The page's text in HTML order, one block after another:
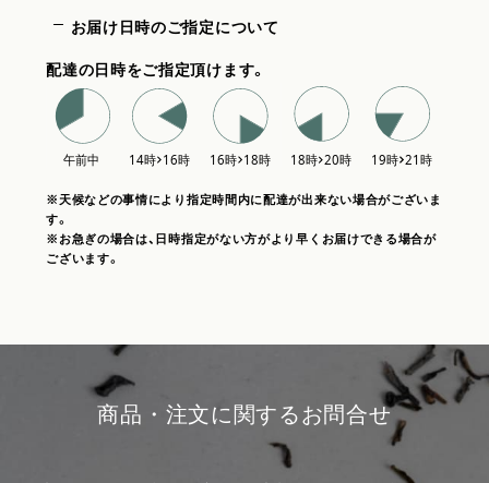
お届け日時のご指定について
配達の日時をご指定頂けます。
※天候などの事情により指定時間内に配達が出来ない場合がございま
す。
※お急ぎの場合は、日時指定がない方がより早くお届けできる場合が
ございます。
商品・注文に関するお問合せ